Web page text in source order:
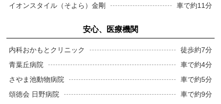
イオンスタイル（そよら）金剛
車で約11分
安心、医療機関
内科おかもとクリニック
徒歩約7分
青葉丘病院
車で約4分
さやま池動物病院
車で約5分
頌徳会 日野病院
車で約9分